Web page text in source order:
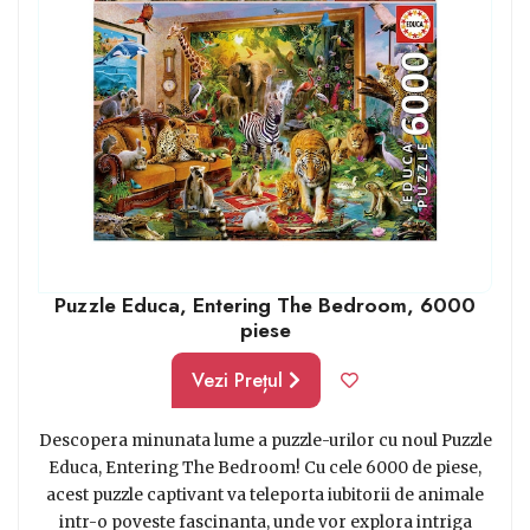
Puzzle Educa, Entering The Bedroom, 6000
piese
Vezi Prețul
Descopera minunata lume a puzzle-urilor cu noul Puzzle
Educa, Entering The Bedroom! Cu cele 6000 de piese,
acest puzzle captivant va teleporta iubitorii de animale
intr-o poveste fascinanta, unde vor explora intriga